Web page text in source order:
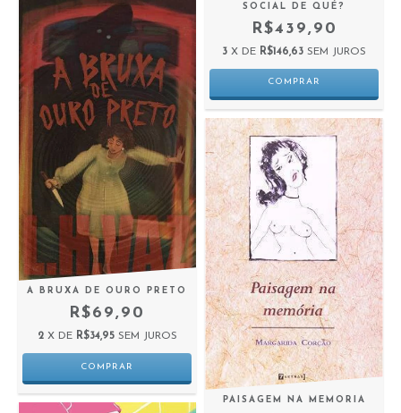
SOCIAL DE QUÉ?
R$439,90
3 X DE R$146,63 SEM JUROS
A BRUXA DE OURO PRETO
R$69,90
2 X DE R$34,95 SEM JUROS
PAISAGEM NA MEMORIA